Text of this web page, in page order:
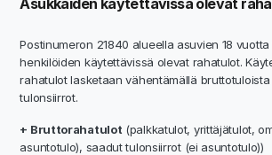
Postinumeron 21840 alueella asuvien 18
henkilöiden käytettävissä olevat rahatulot.
rahatulot lasketaan vähentämällä
tulonsiirrot.
+ Bruttorahatulot (palkkatulot, yrittäjätulot,
asuntotulo), saadut tulonsiirrot (ei asuntotulo))